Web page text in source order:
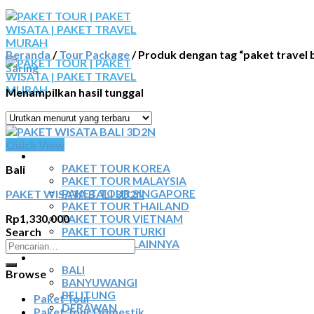
Skip
to
content
BERANDA
PAKET TOUR
PAKET TOUR KOREA
PAKET TOUR MALAYSIA
PAKET TOUR SINGAPORE
PAKET TOUR THAILAND
PAKET TOUR VIETNAM
PAKET TOUR TURKI
PAKET TOUR LAINNYA
TOUR DOMESTIK
BALI
BANYUWANGI
BELITUNG
DERAWAN
Beranda / Tour Package/Produk dengan tag “paket travel
Saring
Menampilkan hasil tunggal
Bali
PAKET WISATA BALI 3D2N
Rp1,330,000
Search
Pencarian
untuk:
Browse
Paket Tour